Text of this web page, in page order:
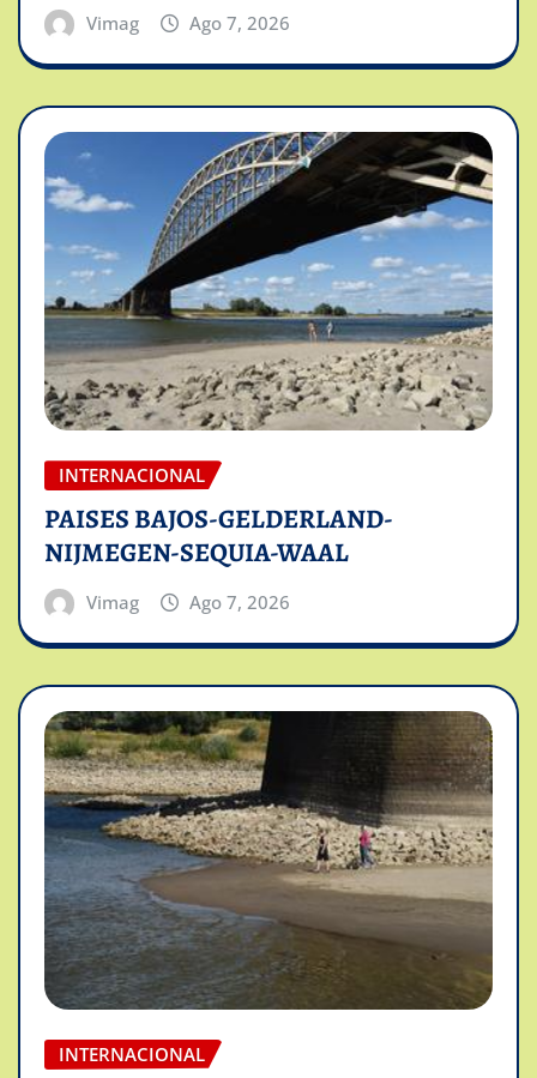
Vimag Ago 7, 2026
INTERNACIONAL
PAISES BAJOS-GELDERLAND-
NIJMEGEN-SEQUIA-WAAL
Vimag Ago 7, 2026
INTERNACIONAL